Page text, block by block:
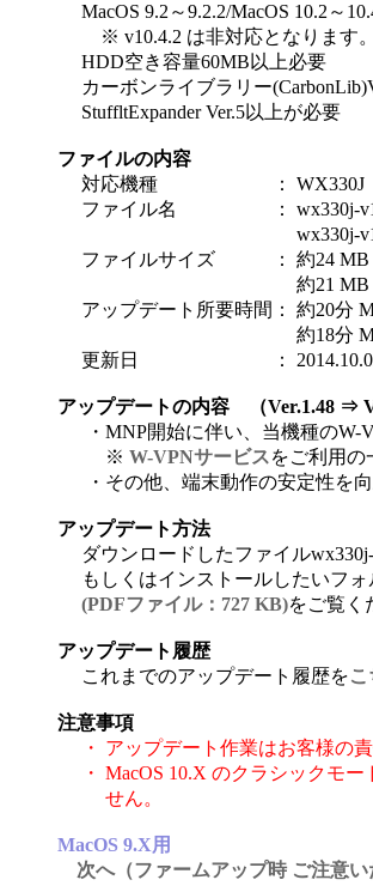
MacOS 9.2～9.2.2/MacOS 10.2～
※ v10.4.2 は非対応となります
HDD空き容量60MB以上必要
カーボンライブラリー
StuffltExpander Ver.5以上が必要
ファイルの内容
対応機種
： WX330J
ファイル名
： wx330j-
wx330j-
ファイルサイズ
： 約24 MB
約21 MB
アップデート所要時間 ： 約20分
約18分
更新日
：
アップデートの内容 （Ver.1.48 ⇒
・ MNP開始に伴い、当機種のW-
※ W-VPNサービスをご利用の
・ その他、端末動作の安定性を
アップデート方法
ダウンロードしたファイル
もしくはインストールしたいフ
(PDFファイル：727 KB)をご覧く
アップデート履歴
これまでのアップデート履歴をこ
注意事項
・ アップデート作業はお客様の
・ MacOS 10.X のクラシックモ
せん。
MacOS 9.X用
次へ（ファームアップ時 ご注意い